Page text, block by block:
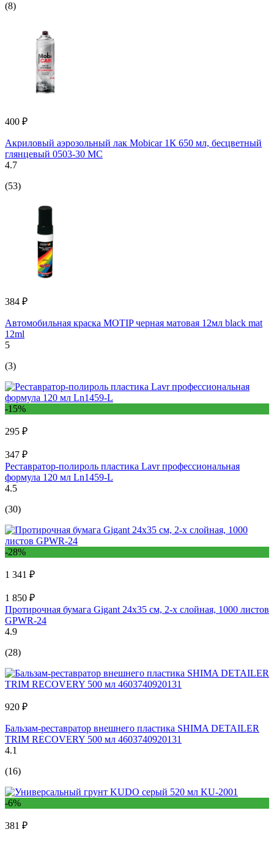
(8)
400 ₽
Акриловый аэрозольный лак Mobicar 1К 650 мл, бесцветный
глянцевый 0503-30 MC
4.7
(53)
384 ₽
Автомобильная краска MOTIP черная матовая 12мл black mat
12ml
5
(3)
-15%
295 ₽
347 ₽
Реставратор-полироль пластика Lavr профессиональная
формула 120 мл Ln1459-L
4.5
(30)
-28%
1 341 ₽
1 850 ₽
Протирочная бумага Gigant 24x35 см, 2-х слойная, 1000 листов
GPWR-24
4.9
(28)
920 ₽
Бальзам-реставратор внешнего пластика SHIMA DETAILER
TRIM RECOVERY 500 мл 4603740920131
4.1
(16)
-6%
381 ₽